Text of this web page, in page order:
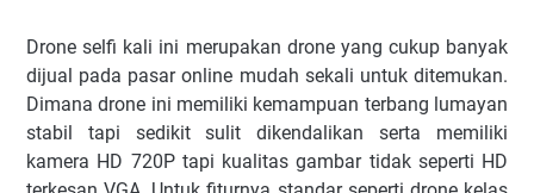
Drone selfi kali ini merupakan drone yang cukup banyak
dijual pada pasar online mudah sekali untuk ditemukan.
Dimana drone ini memiliki kemampuan terbang lumayan
stabil tapi sedikit sulit dikendalikan serta memiliki
kamera HD 720P tapi kualitas gambar tidak seperti HD